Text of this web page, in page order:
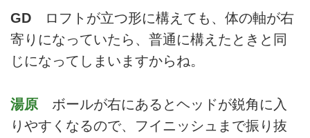
GD ロフトが立つ形に構えても、体の軸が右
寄りになっていたら、普通に構えたときと同
じになってしまいますからね。
湯原 ボールが右にあるとヘッドが鋭角に入
りやすくなるので、フイニッシュまで振り抜